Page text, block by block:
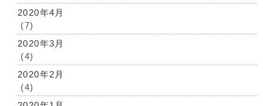
2020年4月
(7)
2020年3月
(4)
2020年2月
(4)